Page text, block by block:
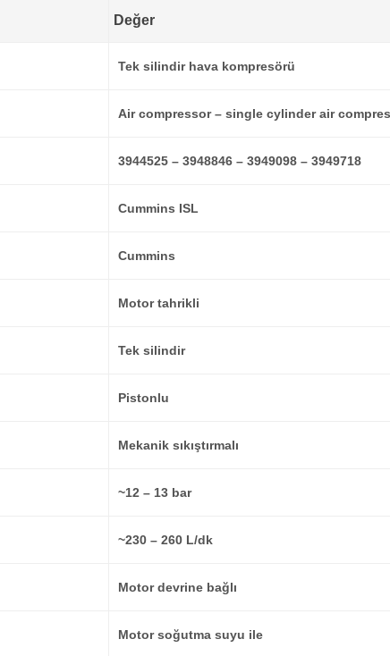
Değer
Tek silindir hava kompresörü
Air compressor – single cylinder air
3944525 – 3948846 – 3949098 – 3949718
Cummins ISL
Cummins
Motor tahrikli
Tek silindir
Pistonlu
Mekanik sıkıştırmalı
~12 – 13 bar
~230 – 260 L/dk
Motor devrine bağlı
Motor soğutma suyu ile